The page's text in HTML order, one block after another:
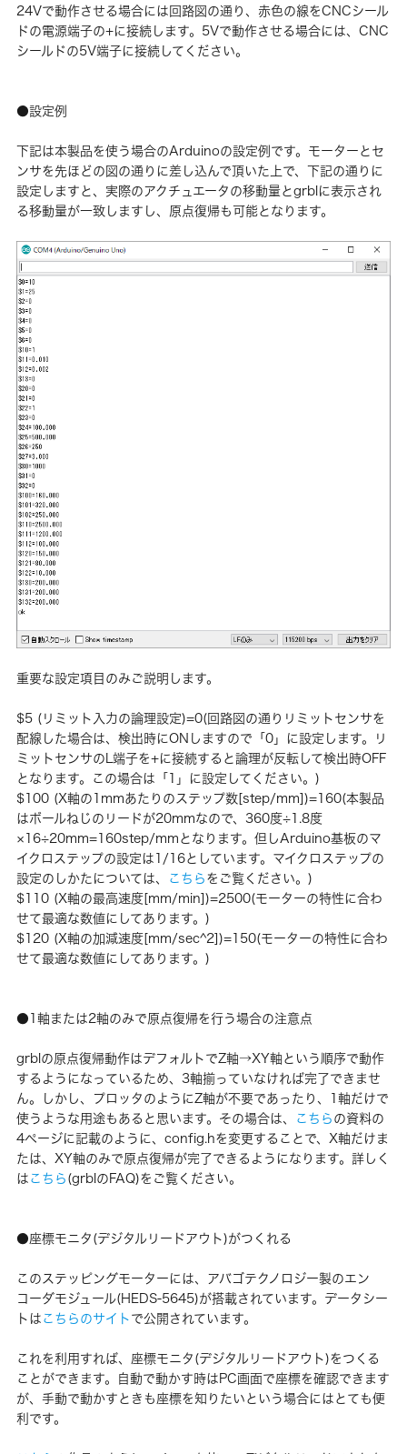
24Vで動作させる場合には回路図の通り、赤色の線をCNCシール
ドの電源端子の+に接続します。5Vで動作させる場合には、CNC
シールドの5V端子に接続してください。
●設定例
下記は本製品を使う場合のArduinoの設定例です。モーターとセ
ンサを先ほどの図の通りに差し込んで頂いた上で、下記の通りに
設定しますと、実際のアクチュエータの移動量とgrblに表示され
る移動量が一致しますし、原点復帰も可能となります。
重要な設定項目のみご説明します。
$5 (リミット入力の論理設定)=0(回路図の通りリミットセンサを
配線した場合は、検出時にONしますので「0」に設定します。リ
ミットセンサのL端子を+に接続すると論理が反転して検出時OFF
となります。この場合は「1」に設定してください。)
$100 (X軸の1mmあたりのステップ数[step/mm])=160(本製品
はボールねじのリードが20mmなので、360度÷1.8度
×16÷20mm=160step/mmとなります。但しArduino基板のマ
イクロステップの設定は1/16としています。マイクロステップの
設定のしかたについては、
こちらをご覧ください。)
$110 (X軸の最高速度[mm/min])=2500(モーターの特性に合わ
せて最適な数値にしてあります。)
$120 (X軸の加減速度[mm/sec^2])=150(モーターの特性に合わ
せて最適な数値にしてあります。)
●1軸または2軸のみで原点復帰を行う場合の注意点
grblの原点復帰動作はデフォルトでZ軸→XY軸という順序で動作
するようになっているため、3軸揃っていなければ完了できませ
ん。しかし、プロッタのようにZ軸が不要であったり、1軸だけで
使うような用途もあると思います。その場合は、
こちらの資料の
4ページに記載のように、config.hを変更することで、X軸だけま
たは、XY軸のみで原点復帰が完了できるようになります。詳しく
はこちら(grblのFAQ)をご覧ください。
●座標モニタ(デジタルリードアウト)がつくれる
このステッピングモーターには、アバゴテクノロジー製のエン
コーダモジュール(HEDS-5645)が搭載されています。データシー
トはこちらのサイトで公開されています。
これを利用すれば、座標モニタ(デジタルリードアウト)をつくる
ことができます。自動で動かす時はPC画面で座標を確認できます
が、手動で動かすときも座標を知りたいという場合にはとても便
利です。